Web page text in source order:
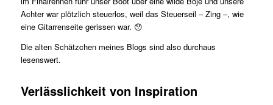
Achter war plötzlich steuerlos, weil das Steuerseil – Zing –, wie
eine Gitarrenseite gerissen war. 😯
Die alten Schätzchen meines Blogs sind also durchaus
lesenswert.
Verlässlichkeit von Inspiration